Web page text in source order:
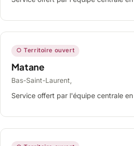
○ Territoire ouvert
Matane
Bas-Saint-Laurent,
Service offert par l'équipe centrale